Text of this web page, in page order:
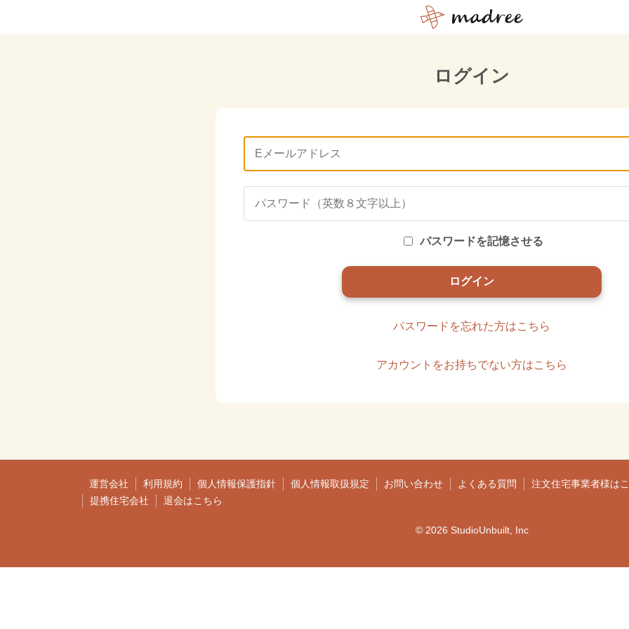
ログイン
パスワードを記憶させる
パスワードを忘れた方はこちら
アカウントをお持ちでない方はこちら
運営会社 利用規約 個人情報保護指針 個人情報取扱規定 お問い合わせ よくある質問 注文住宅事業者様は
提携住宅会社
退会はこちら
© 2026 StudioUnbuilt, Inc